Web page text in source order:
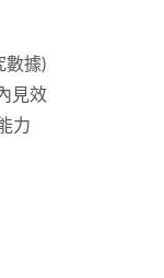
數據)
見效
力